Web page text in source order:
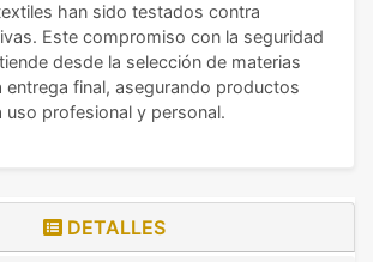
han sido testados contra
Este compromiso con la seguridad
desde la selección de materias
entrega final, asegurando productos
uso profesional y personal.
DETALLES